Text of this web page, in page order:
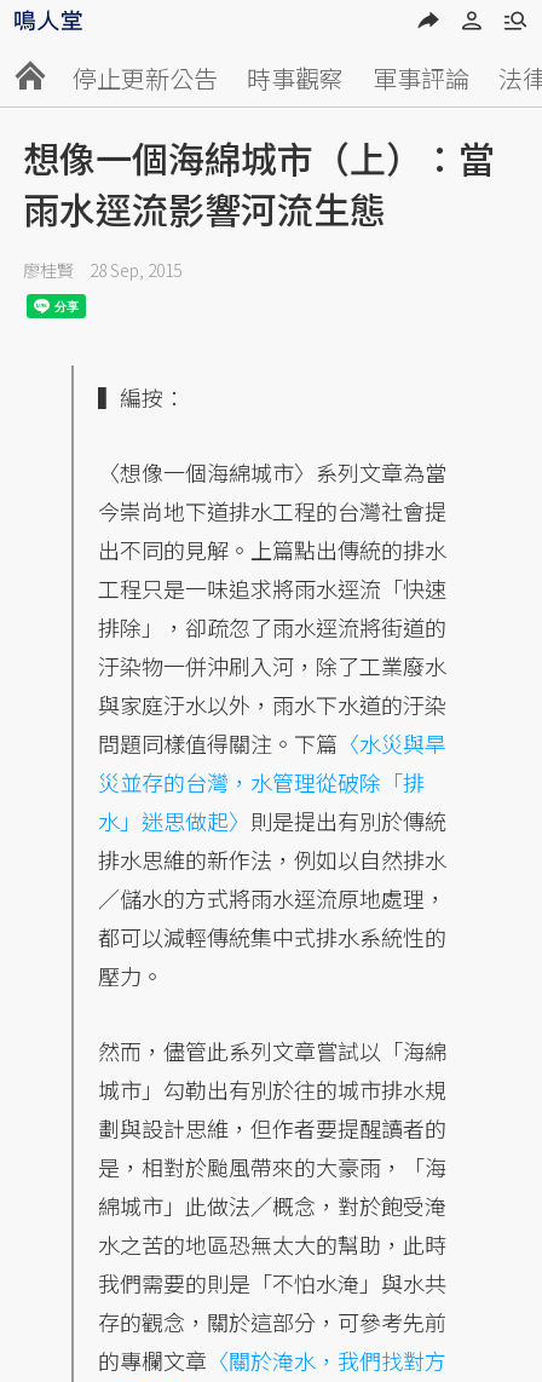
停止更新公告 時事觀察 軍事評論 法
想像一個海綿城市（上）：當
雨水逕流影響河流生態
廖桂賢 28 Sep, 2015
▍編按：
〈想像一個海綿城市〉系列文章為當
今崇尚地下道排水工程的台灣社會提
出不同的見解。上篇點出傳統的排水
工程只是一味追求將雨水逕流「快速
排除」，卻疏忽了雨水逕流將街道的
汙染物一併沖刷入河，除了工業廢水
與家庭汙水以外，雨水下水道的汙染
問題同樣值得關注。下篇 〈水災與旱
災並存的台灣，水管理從破除「排
水」迷思做起〉 則是提出有別於傳統
排水思維的新作法，例如以自然排水
／儲水的方式將雨水逕流原地處理，
都可以減輕傳統集中式排水系統性的
壓力。
然而，儘管此系列文章嘗試以「海綿
城市」勾勒出有別於往的城市排水規
劃與設計思維，但作者要提醒讀者的
是，相對於颱風帶來的大豪雨，「海
綿城市」此做法／概念，對於飽受淹
水之苦的地區恐無太大的幫助，此時
我們需要的則是「不怕水淹」與水共
存的觀念，關於這部分，可參考先前
的專欄文章 〈關於淹水，我們找對方